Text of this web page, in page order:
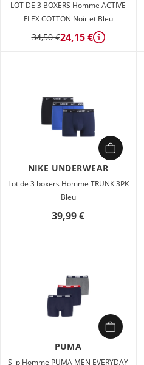
LOT DE 3 BOXERS Homme ACTIVE
FLEX COTTON Noir et Bleu
34,50 €24,15 € Détails
NIKE UNDERWEAR
Lot de 3 boxers Homme TRUNK 3PK
Bleu
39,99 €
PUMA
Slip Homme PUMA MEN EVERYDAY